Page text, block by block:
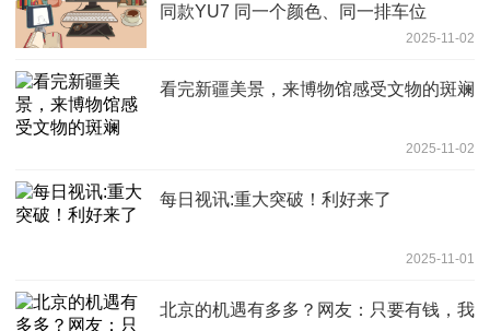
同款YU7 同一个颜色、同一排车位
2025-11-02
看完新疆美景，来博物馆感受文物的斑斓
2025-11-02
每日视讯:重大突破！利好来了
2025-11-01
北京的机遇有多多？网友：只要有钱，我